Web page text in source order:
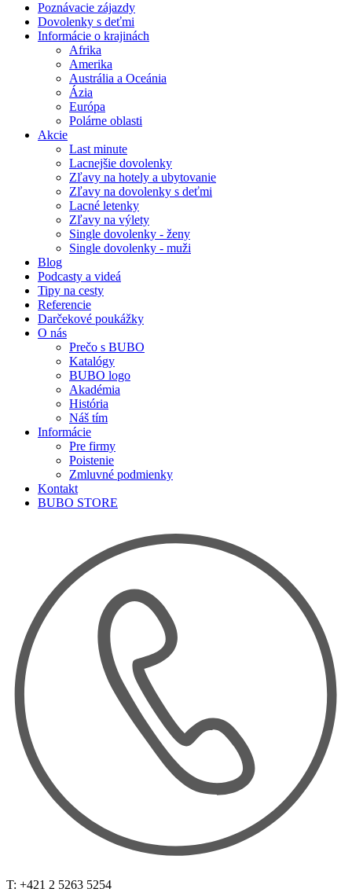
Poznávacie zájazdy
Dovolenky s deťmi
Informácie o krajinách
Afrika
Amerika
Austrália a Oceánia
Ázia
Európa
Polárne oblasti
Akcie
Last minute
Lacnejšie dovolenky
Zľavy na hotely a ubytovanie
Zľavy na dovolenky s deťmi
Lacné letenky
Zľavy na výlety
Single dovolenky - ženy
Single dovolenky - muži
Blog
Podcasty a videá
Tipy na cesty
Referencie
Darčekové poukážky
O nás
Prečo s BUBO
Katalógy
BUBO logo
Akadémia
História
Náš tím
Informácie
Pre firmy
Poistenie
Zmluvné podmienky
Kontakt
BUBO STORE
T: +421 2 5263 5254